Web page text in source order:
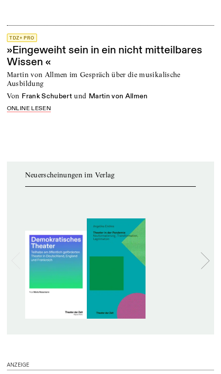
TDZ+ PRO
»Eingeweiht sein in ein nicht mitteilbares
Wissen «
Martin von Allmen im Gespräch über die musikalische
Ausbildung
von Frank Schubert und Martin von Allmen
ONLINE LESEN
Neuerscheinungen im Verlag
ANZEIGE